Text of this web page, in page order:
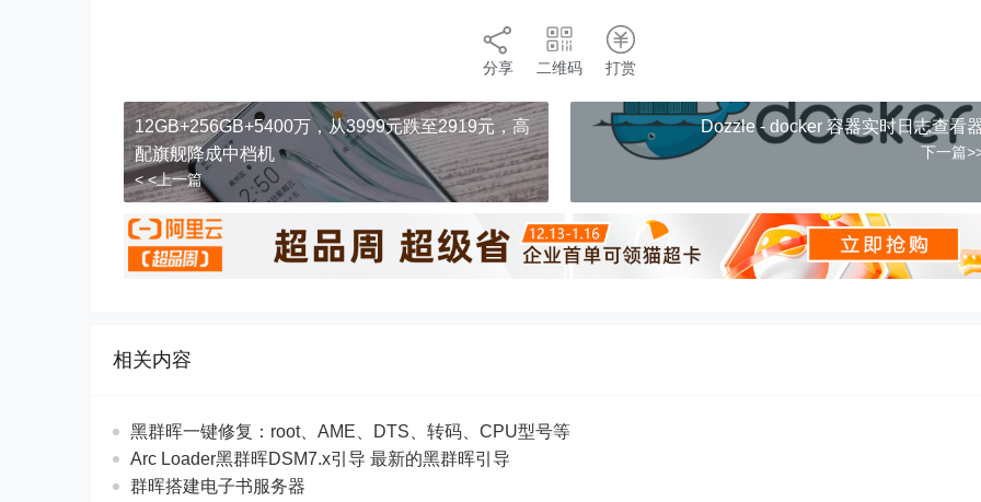
分享 二维码 打赏
12GB+256GB+5400万，从3999元跌至2919元，高
配旗舰降成中档机
< <上一篇
Dozzle - docker 容器实时日志查看
下一篇
相关内容
黑群晖一键修复：root、AME、DTS、转码、CPU型号等
Arc Loader黑群晖DSM7.x引导 最新的黑群晖引导
群晖搭建电子书服务器